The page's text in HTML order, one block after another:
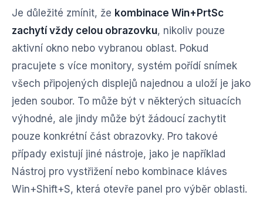
Je důležité zmínit, že kombinace Win+PrtSc
zachytí vždy celou obrazovku, nikoliv pouze
aktivní okno nebo vybranou oblast. Pokud
pracujete s více monitory, systém pořídí snímek
všech připojených displejů najednou a uloží je jako
jeden soubor. To může být v některých situacích
výhodné, ale jindy může být žádoucí zachytit
pouze konkrétní část obrazovky. Pro takové
případy existují jiné nástroje, jako je například
Nástroj pro vystřižení nebo kombinace kláves
Win+Shift+S, která otevře panel pro výběr oblasti.